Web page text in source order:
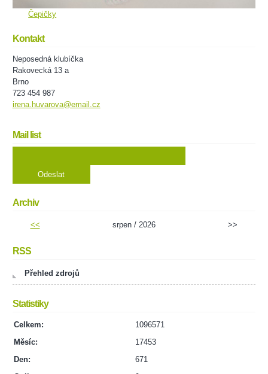
Čepičky
Kontakt
Neposedná klubíčka
Rakovecká 13 a
Brno
723 454 987
irena.huvarova@email.cz
Mail list
Archiv
<< srpen / 2026 >>
RSS
Přehled zdrojů
Statistiky
Celkem:
1096571
Měsíc:
17453
Den:
671